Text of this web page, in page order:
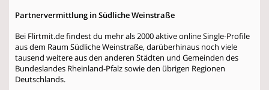
Partnervermittlung in Südliche Weinstraße
Bei Flirtmit.de findest du mehr als 2000 aktive online Single-Profile
aus dem Raum Südliche Weinstraße, darüberhinaus noch viele
tausend weitere aus den anderen Städten und Gemeinden des
Bundeslandes Rheinland-Pfalz sowie den übrigen Regionen
Deutschlands.